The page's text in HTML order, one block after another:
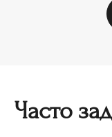
Часто